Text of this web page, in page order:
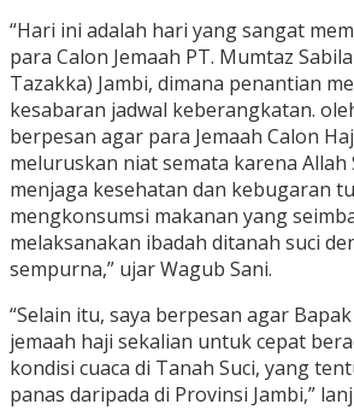
“Hari ini adalah hari yang sangat
para Calon Jemaah PT. Mumtaz
Tazakka) Jambi, dimana penantian
kesabaran jadwal keberangkatan.
berpesan agar para Jemaah Calon
meluruskan niat semata karena Allah
menjaga kesehatan dan kebugaran
mengkonsumsi makanan yang
melaksanakan ibadah ditanah suci
sempurna,” ujar Wagub Sani.
“Selain itu, saya berpesan agar
jemaah haji sekalian untuk cepat
kondisi cuaca di Tanah Suci, yang
panas daripada di Provinsi Jambi,”